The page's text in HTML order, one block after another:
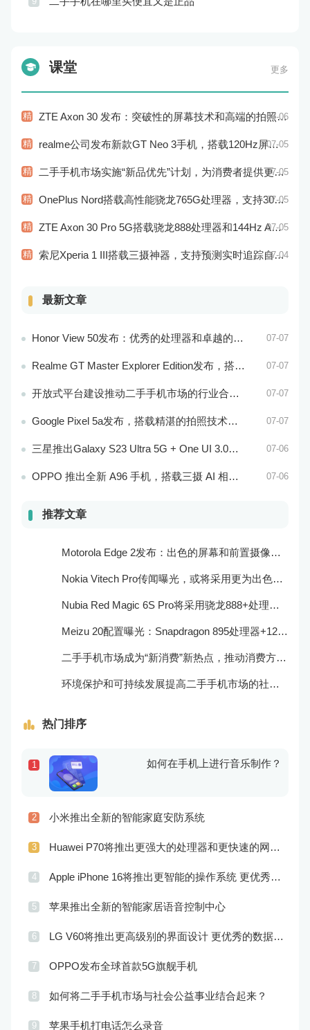
课堂 更多
精 ZTE Axon 30 发布：突破性的屏幕技术和高端的拍照表现07-06
精 realme公司发布新款GT Neo 3手机，搭载120Hz屏幕刷新率07-05
精 二手手机市场实施“新品优先”计划，为消费者提供更加高性能的二手手机选择07-05
精 OnePlus Nord搭载高性能骁龙765G处理器，支持30W快充07-05
精 ZTE Axon 30 Pro 5G搭载骁龙888处理器和144Hz AMOLED显示屏：性能和显示效果俱佳07-05
精 索尼Xperia 1 III搭载三摄神器，支持预测实时追踪自动对焦07-04
最新文章
Honor View 50发布：优秀的处理器和卓越的音频效果 07-07
Realme GT Master Explorer Edition发布，搭载卓越的摄像头和高效的处理器 07-07
开放式平台建设推动二手手机市场的行业合作与共赢 07-07
Google Pixel 5a发布，搭载精湛的拍照技术和处理器 07-07
三星推出Galaxy S23 Ultra 5G + One UI 3.0，搭载骁龙888处理器和一亿像素主摄像头 07-06
OPPO 推出全新 A96 手机，搭载三摄 AI 相机和超大电池容量 07-06
推荐文章
Motorola Edge 2发布：出色的屏幕和前置摄像头系统
Nokia Vitech Pro传闻曝光，或将采用更为出色的相机和屏幕技术
Nubia Red Magic 6S Pro将采用骁龙888+处理器和165Hz刷新率：游戏性能更强
Meizu 20配置曝光：Snapdragon 895处理器+120Hz屏幕
二手手机市场成为“新消费”新热点，推动消费方式的转型与升级
环境保护和可持续发展提高二手手机市场的社会责任感和可持续性
热门排序
1 如何在手机上进行音乐制作？
2 小米推出全新的智能家庭安防系统
3 Huawei P70将推出更强大的处理器和更快速的网络连接
4 Apple iPhone 16将推出更智能的操作系统 更优秀的音频效果
5 苹果推出全新的智能家居语音控制中心
6 LG V60将推出更高级别的界面设计 更优秀的数据隐私保护
7 OPPO发布全球首款5G旗舰手机
8 如何将二手手机市场与社会公益事业结合起来？
9 苹果手机打电话怎么录音